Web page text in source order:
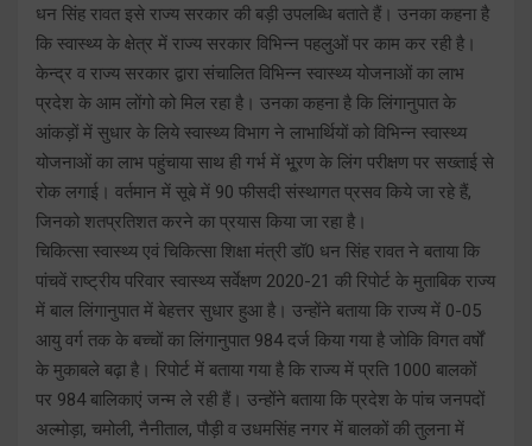
धन सिंह रावत इसे राज्य सरकार की बड़ी उपलब्धि बताते हैं। उनका कहना है
कि स्वास्थ्य के क्षेत्र में राज्य सरकार विभिन्न पहलुओं पर काम कर रही है।
केन्द्र व राज्य सरकार द्वारा संचालित विभिन्न स्वास्थ्य योजनाओं का लाभ
प्रदेश के आम लोंगो को मिल रहा है। उनका कहना है कि लिंगानुपात के
आंकड़ों में सुधार के लिये स्वास्थ्य विभाग ने लाभार्थियों को विभिन्न स्वास्थ्य
योजनाओं का लाभ पहुंचाया साथ ही गर्भ में भू्रण के लिंग परीक्षण पर सख्ताई से
रोक लगाई। वर्तमान में सूबे में 90 फीसदी संस्थागत प्रसव किये जा रहे हैं,
जिनको शतप्रतिशत करने का प्रयास किया जा रहा है।
चिकित्सा स्वास्थ्य एवं चिकित्सा शिक्षा मंत्री डॉ0 धन सिंह रावत ने बताया कि
पांचवें राष्ट्रीय परिवार स्वास्थ्य सर्वेक्षण 2020-21 की रिपोर्ट के मुताबिक राज्य
में बाल लिंगानुपात में बेहत्तर सुधार हुआ है। उन्होंने बताया कि राज्य में 0-05
आयु वर्ग तक के बच्चों का लिंगानुपात 984 दर्ज किया गया है जोकि विगत वर्षों
के मुकाबले बढ़ा है। रिपोर्ट में बताया गया है कि राज्य में प्रति 1000 बालकों
पर 984 बालिकाएं जन्म ले रही हैं। उन्होंने बताया कि प्रदेश के पांच जनपदों
अल्मोड़ा, चमोली, नैनीताल, पौड़ी व उधमसिंह नगर में बालकों की तुलना में